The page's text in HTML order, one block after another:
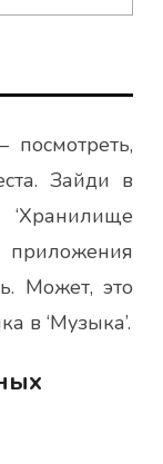
Зайди в
‘Хранилище
Может, это
в ‘Музыка’.